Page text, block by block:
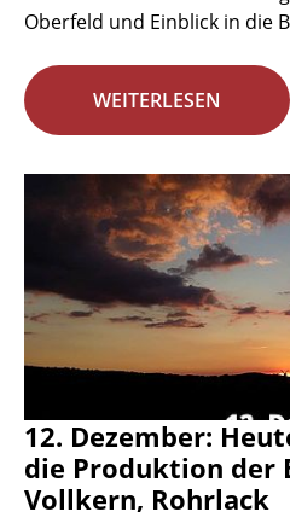
Oberfeld und Einblick in die
WEITERLESEN
12. Dezember:
die Produktion der
Vollkern, Rohrlack